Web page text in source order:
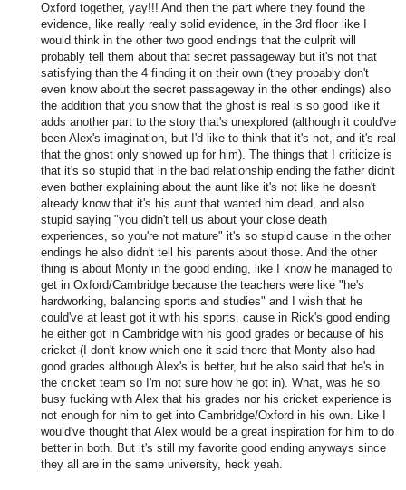
Oxford together, yay!!! And then the part where they found the
evidence, like really really solid evidence, in the 3rd floor like I
would think in the other two good endings that the culprit will
probably tell them about that secret passageway but it's not that
satisfying than the 4 finding it on their own (they probably don't
even know about the secret passageway in the other endings) also
the addition that you show that the ghost is real is so good like it
adds another part to the story that's unexplored (although it could've
been Alex's imagination, but I'd like to think that it's not, and it's real
that the ghost only showed up for him). The things that I criticize is
that it's so stupid that in the bad relationship ending the father didn't
even bother explaining about the aunt like it's not like he doesn't
already know that it's his aunt that wanted him dead, and also
stupid saying "you didn't tell us about your close death
experiences, so you're not mature" it's so stupid cause in the other
endings he also didn't tell his parents about those. And the other
thing is about Monty in the good ending, like I know he managed to
get in Oxford/Cambridge because the teachers were like "he's
hardworking, balancing sports and studies" and I wish that he
could've at least got it with his sports, cause in Rick's good ending
he either got in Cambridge with his good grades or because of his
cricket (I don't know which one it said there that Monty also had
good grades although Alex's is better, but he also said that he's in
the cricket team so I'm not sure how he got in). What, was he so
busy fucking with Alex that his grades nor his cricket experience is
not enough for him to get into Cambridge/Oxford in his own. Like I
would've thought that Alex would be a great inspiration for him to do
better in both. But it's still my favorite good ending anyways since
they all are in the same university, heck yeah.